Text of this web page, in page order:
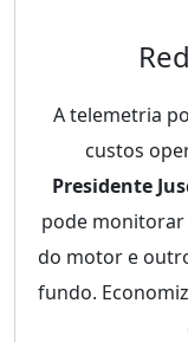
A telemetria
custos
Presidente
pode monitorar
do motor e
fundo.